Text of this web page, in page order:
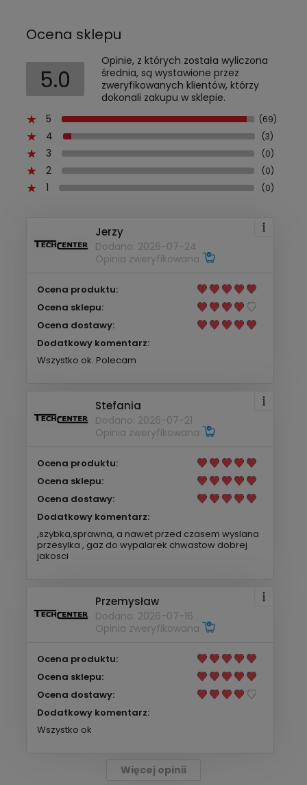
Ocena sklepu
5.0
Opinie, z których została wyliczona
średnia, są wystawione przez
zweryfikowanych klientów, którzy
dokonali zakupu w sklepie.
5
(69)
4 (3)
3 (0)
2 (0)
1 (0)
Jerzy
Dodano: 2026-07-24
Opinia zweryfikowana
Ocena produktu:
Ocena sklepu:
Ocena dostawy:
Dodatkowy komentarz:
Wszystko ok. Polecam
Stefania
Dodano: 2026-07-21
Opinia zweryfikowana
Ocena produktu:
Ocena sklepu:
Ocena dostawy:
Dodatkowy komentarz:
,szybka,sprawna, a nawet przed czasem wyslana
przesylka , gaz do wypalarek chwastow dobrej
jakosci
Przemysław
Dodano: 2026-07-16
Opinia zweryfikowana
Ocena produktu:
Ocena sklepu:
Ocena dostawy:
Dodatkowy komentarz:
Wszystko ok
Więcej opinii